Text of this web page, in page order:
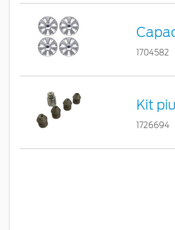
1704582
Kit
1726694